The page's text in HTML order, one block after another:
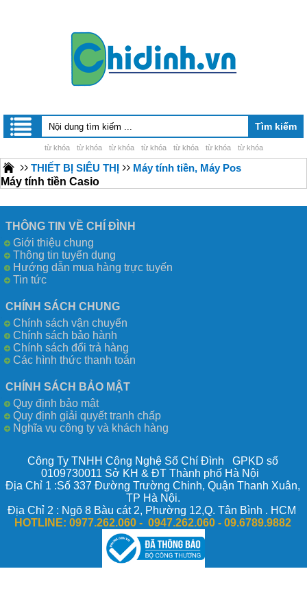
từ khóa từ khóa từ khóa từ khóa từ khóa từ khóa từ khóa
THIẾT BỊ SIÊU THỊ
Máy tính tiền, Máy Pos
Máy tính tiền Casio
THÔNG TIN VỀ CHÍ ĐÌNH
Giới thiệu chung
Thông tin tuyển dụng
Hướng dẫn mua hàng trực tuyến
Tin tức
CHÍNH SÁCH CHUNG
Chính sách vận chuyển
Chính sách bảo hành
Chính sách đổi trả hàng
Các hình thức thanh toán
CHÍNH SÁCH BẢO MẬT
Quy định bảo mật
Quy định giải quyết tranh chấp
Nghĩa vụ công ty và khách hàng
Công Ty TNHH Công Nghệ Số Chí Đình GPKD số
0109730011 Sở KH & ĐT Thành phố Hà Nội
Địa Chỉ 1 :Số 337 Đường Trường Chinh, Quận Thanh Xuân,
TP Hà Nội.
Địa Chỉ 2 : Ngõ 8 Bàu cát 2, Phường 12,Q. Tân Bình . HCM
HOTLINE: 0977.262.060 - 0947.262.060 -09.6789.9882